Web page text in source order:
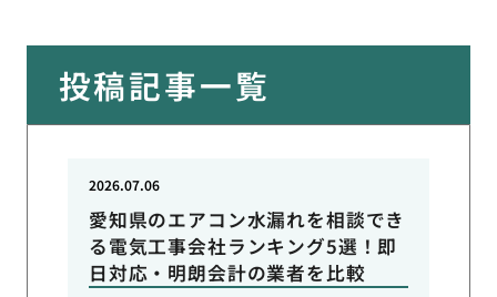
投稿記事一覧
愛知県のエアコン水漏れを相談でき
る電気工事会社ランキング5選！即
日対応・明朗会計の業者を比較
2026.07.06